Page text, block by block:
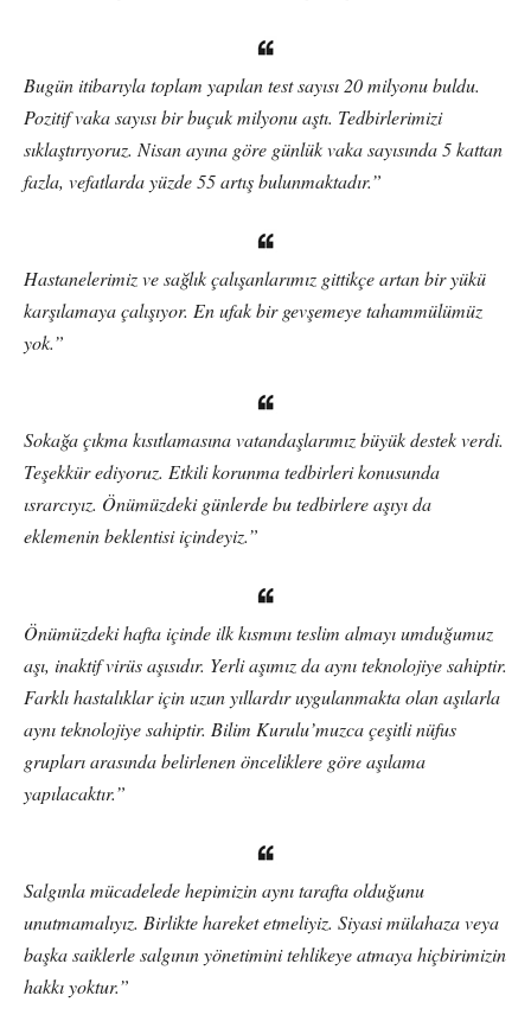
Bugün itibarıyla toplam yapılan test sayısı 20 milyonu buldu.
Pozitif vaka sayısı bir buçuk milyonu aştı. Tedbirlerimizi
sıklaştırıyoruz. Nisan ayına göre günlük vaka sayısında 5 kattan
fazla, vefatlarda yüzde 55 artış bulunmaktadır.”
Hastanelerimiz ve sağlık çalışanlarımız gittikçe artan bir yükü
karşılamaya çalışıyor. En ufak bir gevşemeye tahammülümüz
yok.”
Sokağa çıkma kısıtlamasına vatandaşlarımız büyük destek verdi.
Teşekkür ediyoruz. Etkili korunma tedbirleri konusunda
ısrarcıyız. Önümüzdeki günlerde bu tedbirlere aşıyı da
eklemenin beklentisi içindeyiz.”
Önümüzdeki hafta içinde ilk kısmını teslim almayı umduğumuz
aşı, inaktif virüs aşısıdır. Yerli aşımız da aynı teknolojiye sahiptir.
Farklı hastalıklar için uzun yıllardır uygulanmakta olan aşılarla
aynı teknolojiye sahiptir. Bilim Kurulu’muzca çeşitli nüfus
grupları arasında belirlenen önceliklere göre aşılama
yapılacaktır.”
Salgınla mücadelede hepimizin aynı tarafta olduğunu
unutmamalıyız. Birlikte hareket etmeliyiz. Siyasi mülahaza veya
başka saiklerle salgının yönetimini tehlikeye atmaya hiçbirimizin
hakkı yoktur.”